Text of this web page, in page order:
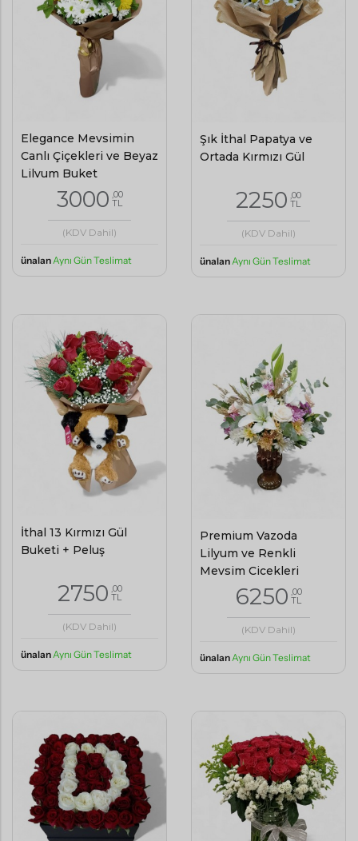
Elegance Mevsimin
Canlı Çiçekleri ve Beyaz
Lilyum Buket
3000 ,00
TL
(KDV Dahil)
ünalanAynı Gün Teslimat
Şık İthal Papatya ve
Ortada Kırmızı Gül
2250 ,00
TL
(KDV Dahil)
ünalanAynı Gün Teslimat
İthal 13 Kırmızı Gül
Buketi + Peluş
2750 ,00
TL
(KDV Dahil)
ünalan Aynı Gün Teslimat
Premium Vazoda
Lilyum ve Renkli
Mevsim Çiçekleri
6250 ,00
TL
(KDV Dahil)
ünalanAynı Gün Teslimat